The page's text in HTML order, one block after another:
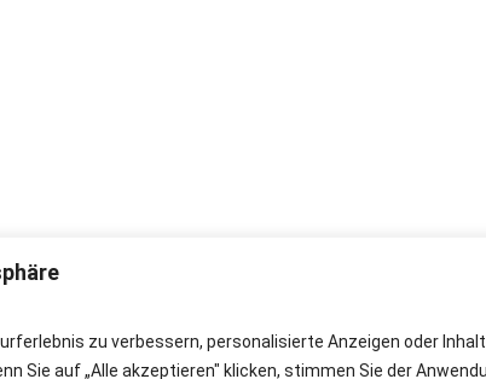
zu verbessern, personalisierte Anzeigen oder
Sie auf „Alle akzeptieren" klicken, stimmen Sie der